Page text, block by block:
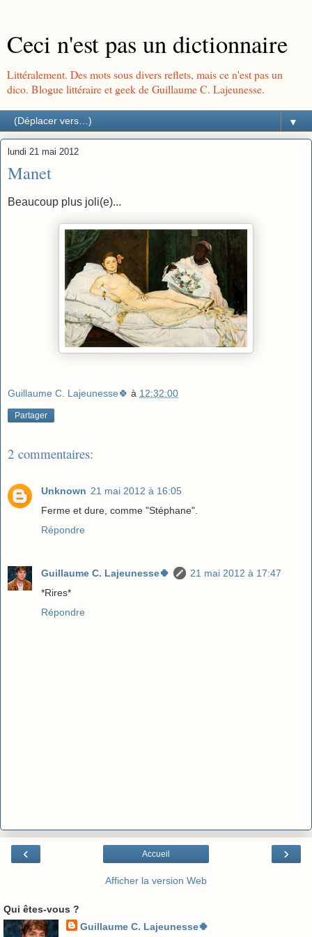
Ceci n'est pas un dictionnaire
Littéralement. Des mots sous divers reflets, mais ce n'est pas un
dico. Blogue littéraire et geek de Guillaume C. Lajeunesse.
▼
lundi 21 mai 2012
Manet
Beaucoup plus joli(e)...
Guillaume C. Lajeunesse🍀 à 12:32:00
Partager
2 commentaires:
Unknown 21 mai 2012 à 16:05
Ferme et dure, comme "Stéphane".
Répondre
Guillaume C. Lajeunesse🍀
21 mai 2012 à 17:47
*Rires*
Répondre
‹ ›
Accueil
Afficher la version Web
Qui êtes-vous ?
Guillaume C. Lajeunesse🍀